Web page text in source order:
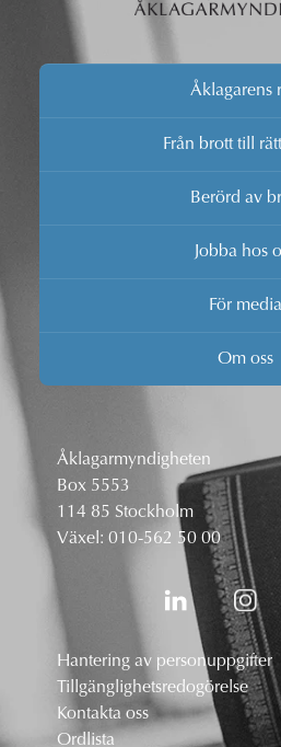
Åklagarens
Från brott till
Berörd av
Jobba hos
För media
Om oss
Åklagarmyndigheten
Box 5553
114 85 Stockholm
Växel: 010-562 50 00
Hantering av personuppgifter
Tillgänglighetsredogörelse
Kontakta oss
Ordlista